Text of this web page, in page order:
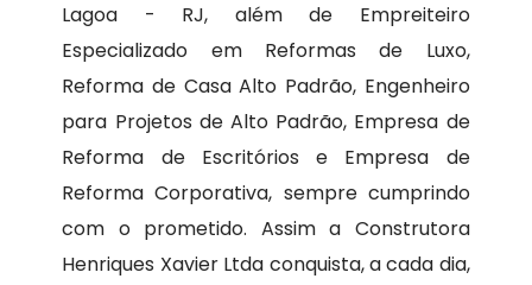
Lagoa - RJ, além de Empreiteiro
Especializado em Reformas de Luxo,
Reforma de Casa Alto Padrão, Engenheiro
para Projetos de Alto Padrão, Empresa de
Reforma de Escritórios e Empresa de
Reforma Corporativa, sempre cumprindo
com o prometido. Assim a Construtora
Henriques Xavier Ltda conquista, a cada dia,